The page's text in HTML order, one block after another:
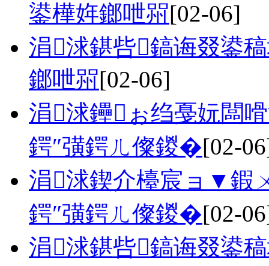
鍙樺姩鎯呭喌[02-06]
涓浗鍖呰鎬诲叕鍙
鎯呭喌[02-06]
涓浗鑸ぉ绉戞妧闆
鍔″彉鍔ㄦ儏鍐�[02-
涓浗鍥介檯宸ョ▼鍜
鍔″彉鍔ㄦ儏鍐�[02-
涓浗鍖呰鎬诲叕鍙